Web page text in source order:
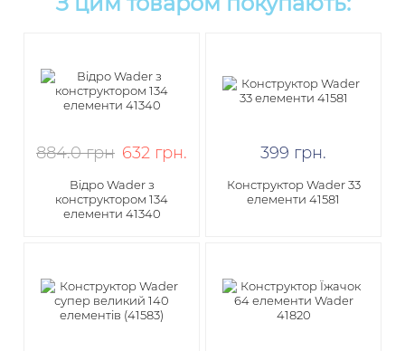
884.0 грн 632 грн.
Відро Wader з
конструктором 134
елементи 41340
399 грн.
Конструктор Wader 33
елементи 41581